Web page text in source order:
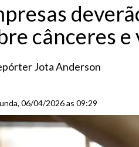
cânceres e
Jota Anderson
, 06/04/2026 as 09:29